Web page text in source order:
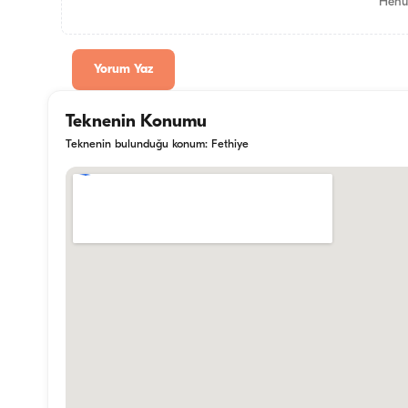
Yorum Yaz
Teknenin Konumu
Teknenin bulunduğu konum: Fethiye